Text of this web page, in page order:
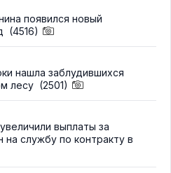
появился новый
(4516)
нашла заблудившихся
лесу (2501)
выплаты за
на службу по контракту в